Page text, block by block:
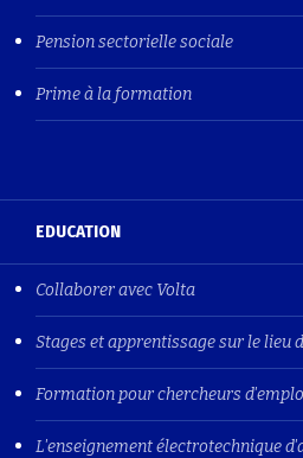
Pension sectorielle sociale
Prime à la formation
EDUCATION
Collaborer avec Volta
Stages et apprentissage sur le lieu
Formation pour chercheurs
L'enseignement électrotechnique